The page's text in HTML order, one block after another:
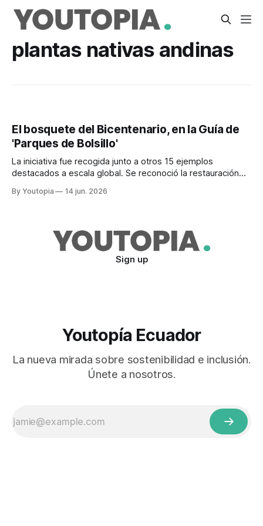
plantas nativas andinas
El bosquete del Bicentenario, en la Guía de
'Parques de Bolsillo'
La iniciativa fue recogida junto a otros 15 ejemplos
destacados a escala global. Se reconoció la restauración
By Youtopia 14 jun. 2026
Sign up
Youtopía Ecuador
La nueva mirada sobre sostenibilidad e inclusión.
Únete a nosotros.